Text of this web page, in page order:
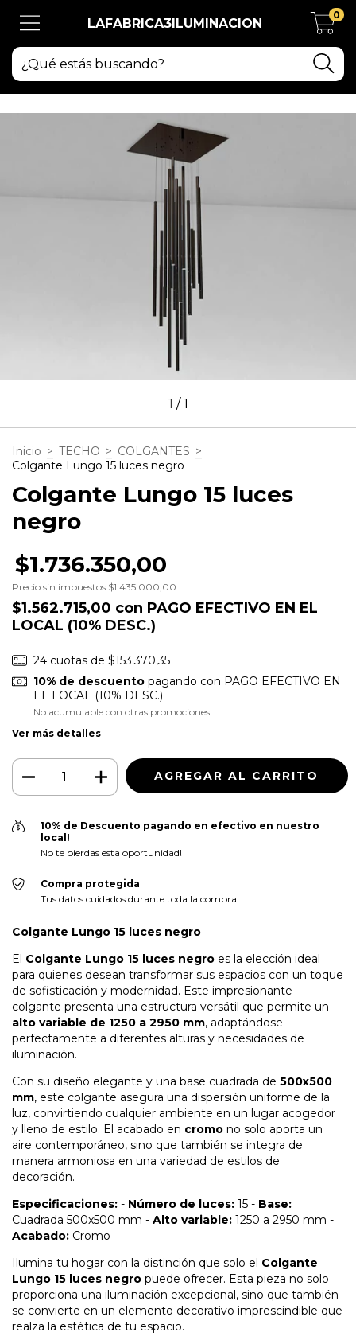
LAFABRICA3ILUMINACION
0
1 /1
Inicio > TECHO > COLGANTES >
Colgante Lungo 15 luces negro
Colgante Lungo 15 luces
negro
$1.736.350,00
Precio sin impuestos $1.435.000,00
$1.562.715,00 con PAGO EFECTIVO EN EL
LOCAL (10% DESC.)
24 cuotas de $153.370,35
10% de descuentopagando con PAGO EFECTIVO EN
EL LOCAL (10% DESC.)
No acumulable con otras promociones
Ver más detalles
10% de Descuento pagando en efectivo en nuestro
local!
No te pierdas esta oportunidad!
Compra protegida
Tus datos cuidados durante toda la compra.
Colgante Lungo 15 luces negro
El Colgante Lungo 15 luces negro es la elección ideal
para quienes desean transformar sus espacios con un toque
de sofisticación y modernidad. Este impresionante
colgante presenta una estructura versátil que permite un
alto variable de 1250 a 2950 mm, adaptándose
perfectamente a diferentes alturas y necesidades de
iluminación.
Con su diseño elegante y una base cuadrada de 500x500
mm, este colgante asegura una dispersión uniforme de la
luz, convirtiendo cualquier ambiente en un lugar acogedor
y lleno de estilo. El acabado en cromo no solo aporta un
aire contemporáneo, sino que también se integra de
manera armoniosa en una variedad de estilos de
decoración.
Especificaciones: - Número de luces: 15 - Base:
Cuadrada 500x500 mm - Alto variable: 1250 a 2950 mm -
Acabado: Cromo
Ilumina tu hogar con la distinción que solo el Colgante
Lungo 15 luces negro puede ofrecer. Esta pieza no solo
proporciona una iluminación excepcional, sino que también
se convierte en un elemento decorativo imprescindible que
realza la estética de tu espacio.